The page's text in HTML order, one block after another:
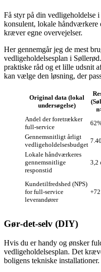
Få styr på din
konsulent, lokale
kræver egne overvejelser.
Her gennemgår jeg de mest
vedligeholdelsesplan i
praktiske råd og et lille udsnit
kan vælge den løsning, der
Original data (lokal
undersøgelse)
Andel der foretrækker
full‑service
Gennemsnitligt årligt
vedligeholdelsesbudget
Lokale håndværkeres
gennemsnitlige
responstid
3,2
Kundetilfredshed (NPS)
for full‑service
leverandører
+72
Gør‑det‑selv (DIY)
Hvis du er handy og ønsker
vedligeholdelsesplan. Det
boligens tekniske installationer.